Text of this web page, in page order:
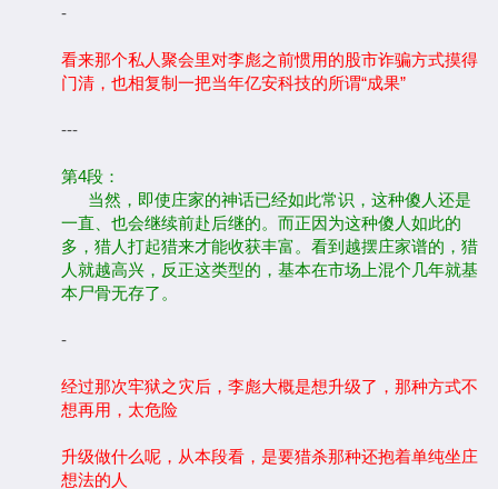
-
看来那个私人聚会里对李彪之前惯用的股市诈骗方式摸得
门清，也相复制一把当年亿安科技的所谓“成果”
---
第4段：
当然，即使庄家的神话已经如此常识，这种傻人还是
一直、也会继续前赴后继的。而正因为这种傻人如此的
多，猎人打起猎来才能收获丰富。看到越摆庄家谱的，猎
人就越高兴，反正这类型的，基本在市场上混个几年就基
本尸骨无存了。
-
经过那次牢狱之灾后，李彪大概是想升级了，那种方式不
想再用，太危险
升级做什么呢，从本段看，是要猎杀那种还抱着单纯坐庄
想法的人